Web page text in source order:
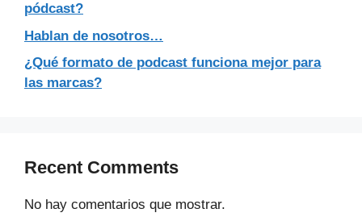
pódcast?
Hablan de nosotros…
¿Qué formato de podcast funciona mejor para
las marcas?
Recent Comments
No hay comentarios que mostrar.